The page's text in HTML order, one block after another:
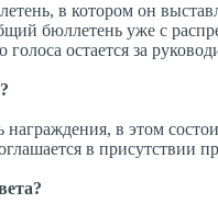
в котором он
бюллетень уже с
остается за
в этом
в присутствии